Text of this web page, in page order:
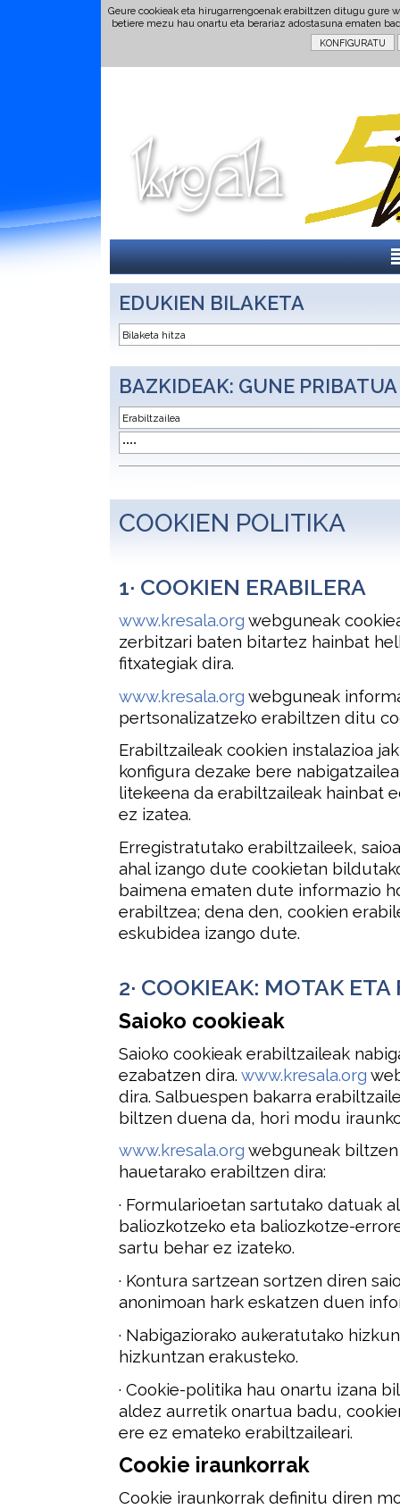
Geure cookieak eta hirugarrengoenak erabiltzen ditugu gure
betiere mezu hau onartu eta berariaz adostasuna ematen
EDUKIEN BILAKETA
BAZKIDEAK: GUNE PRIBATUA
COOKIEN POLITIKA
1· COOKIEN ERABILERA
www.kresala.org webguneak
zerbitzari baten bitartez hainbat
fitxategiak dira.
www.kresala.org webguneak
pertsonalizatzeko erabiltzen ditu
Erabiltzaileak cookien instalazioa
konfigura dezake bere
litekeena da erabiltzaileak hainbat
ez izatea.
Erregistratutako erabiltzaileek,
ahal izango dute cookietan
baimena ematen dute informazio
erabiltzea; dena den, cookien
eskubidea izango dute.
2· COOKIEAK: MOTAK
Saioko cookieak
Saioko cookieak erabiltzaileak
ezabatzen dira. www.kresala.org
dira. Salbuespen bakarra
biltzen duena da, hori modu
www.kresala.org webguneak
hauetarako erabiltzen dira:
· Formularioetan sartutako datuak
baliozkotzeko eta baliozkotze-
sartu behar ez izateko.
· Kontura sartzean sortzen diren
anonimoan hark eskatzen duen
· Nabigaziorako aukeratutako
hizkuntzan erakusteko.
· Cookie-politika hau onartu izana
aldez aurretik onartua badu,
ere ez emateko erabiltzaileari.
Cookie iraunkorrak
Cookie iraunkorrak definitu diren